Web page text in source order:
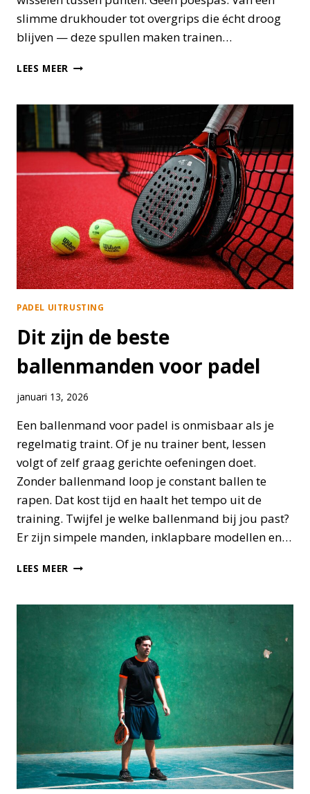
slimme drukhouder tot overgrips die écht droog
blijven — deze spullen maken trainen…
LEES MEER DE
ACCESSOIRES
VAN
2026
PADEL UITRUSTING
Dit zijn de beste
ballenmanden voor padel
januari 13, 2026
Een ballenmand voor padel is onmisbaar als je
regelmatig traint. Of je nu trainer bent, lessen
volgt of zelf graag gerichte oefeningen doet.
Zonder ballenmand loop je constant ballen te
rapen. Dat kost tijd en haalt het tempo uit de
training. Twijfel je welke ballenmand bij jou past?
Er zijn simpele manden, inklapbare modellen en…
LEES MEER DIT
BESTE
BALLENMANDEN
VOOR
PADEL